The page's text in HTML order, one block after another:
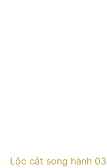
Lộc cát song hành 03